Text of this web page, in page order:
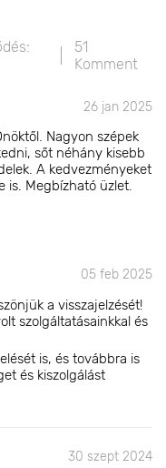
51
Komment
26 jan 2025
Nagyon szépek
sőt néhány kisebb
A kedvezményeket
is. Megbízható üzlet.
05 feb 2025
a visszajelzését!
szolgáltatásainkkal és
is, és továbbra is
és kiszolgálást
30 szept 2024